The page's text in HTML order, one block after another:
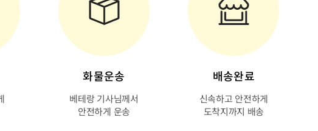
화물운송
베테랑 기사님께서
안전하게 운송
배송완료
신속하고 안전하게
도착지까지 배송